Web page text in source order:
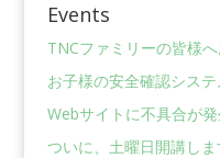
Events
TNCファミリーの皆様
お子様の安全確認シス
Webサイトに不具合が発
ついに、土曜日開講しま